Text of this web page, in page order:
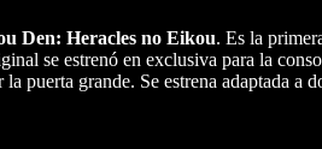
Den: Heracles no Eikou. Es la
se estrenó en exclusiva para la
puerta grande. Se estrena adaptada a